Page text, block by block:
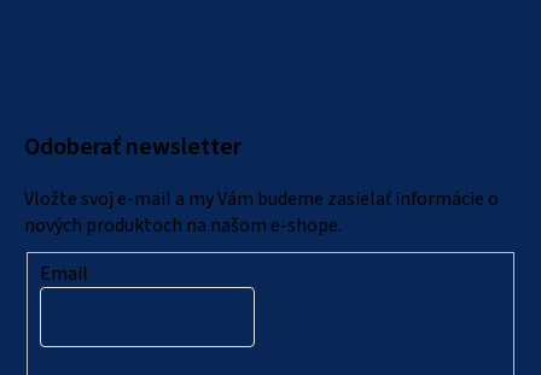
Odoberať newsletter
Vložte svoj e-mail a my Vám budeme zasielať informácie o
nových produktoch na našom e-shope.
Email